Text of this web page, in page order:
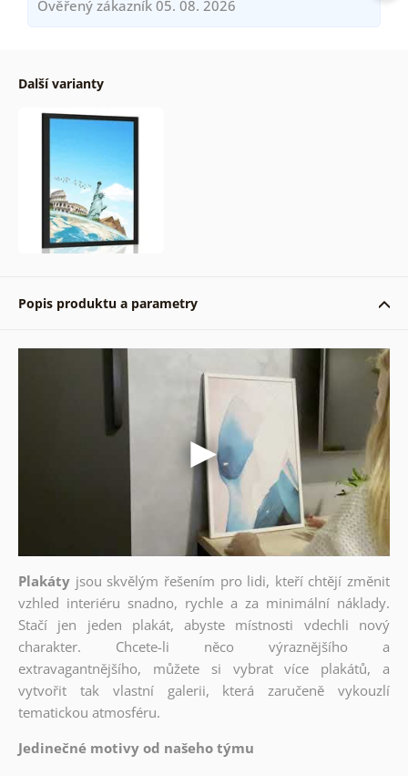
Ověřený zákazník 05. 08. 2026
Další varianty
Popis produktu a parametry
Plakáty jsou skvělým řešením pro lidi, kteří chtějí změnit
vzhled interiéru snadno, rychle a za minimální náklady.
Stačí jen jeden plakát, abyste místnosti vdechli nový
charakter. Chcete-li něco výraznějšího a
extravagantnějšího, můžete si vybrat více plakátů, a
vytvořit tak vlastní galerii, která zaručeně vykouzlí
tematickou atmosféru.
Jedinečné motivy od našeho týmu